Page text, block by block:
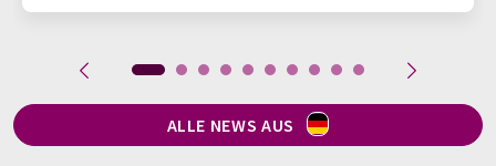
ALLE NEWS AUS